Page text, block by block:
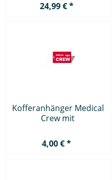
24,99 € *
Kofferanhänger Medical
Crew mit
4,00 € *